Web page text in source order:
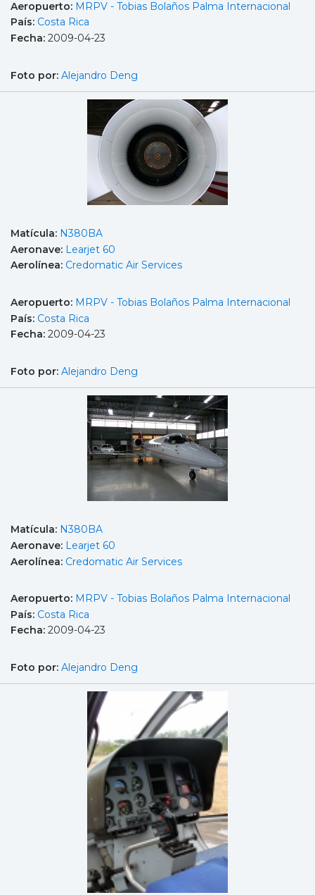
Aeropuerto: MRPV - Tobias Bolaños Palma Internacional
País: Costa Rica
Fecha: 2009-04-23
Foto por: Alejandro Deng
Matícula: N380BA
Aeronave: Learjet 60
Aerolínea: Credomatic Air Services
Aeropuerto: MRPV - Tobias Bolaños Palma Internacional
País: Costa Rica
Fecha: 2009-04-23
Foto por: Alejandro Deng
Matícula: N380BA
Aeronave: Learjet 60
Aerolínea: Credomatic Air Services
Aeropuerto: MRPV - Tobias Bolaños Palma Internacional
País: Costa Rica
Fecha: 2009-04-23
Foto por: Alejandro Deng